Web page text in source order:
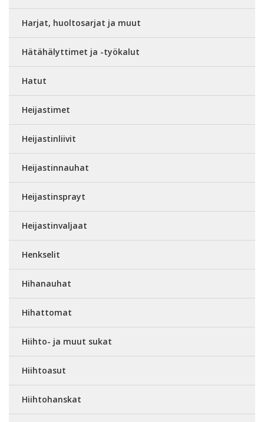
Harjat, huoltosarjat ja muut
Hätähälyttimet ja -työkalut
Hatut
Heijastimet
Heijastinliivit
Heijastinnauhat
Heijastinsprayt
Heijastinvaljaat
Henkselit
Hihanauhat
Hihattomat
Hiihto- ja muut sukat
Hiihtoasut
Hiihtohanskat